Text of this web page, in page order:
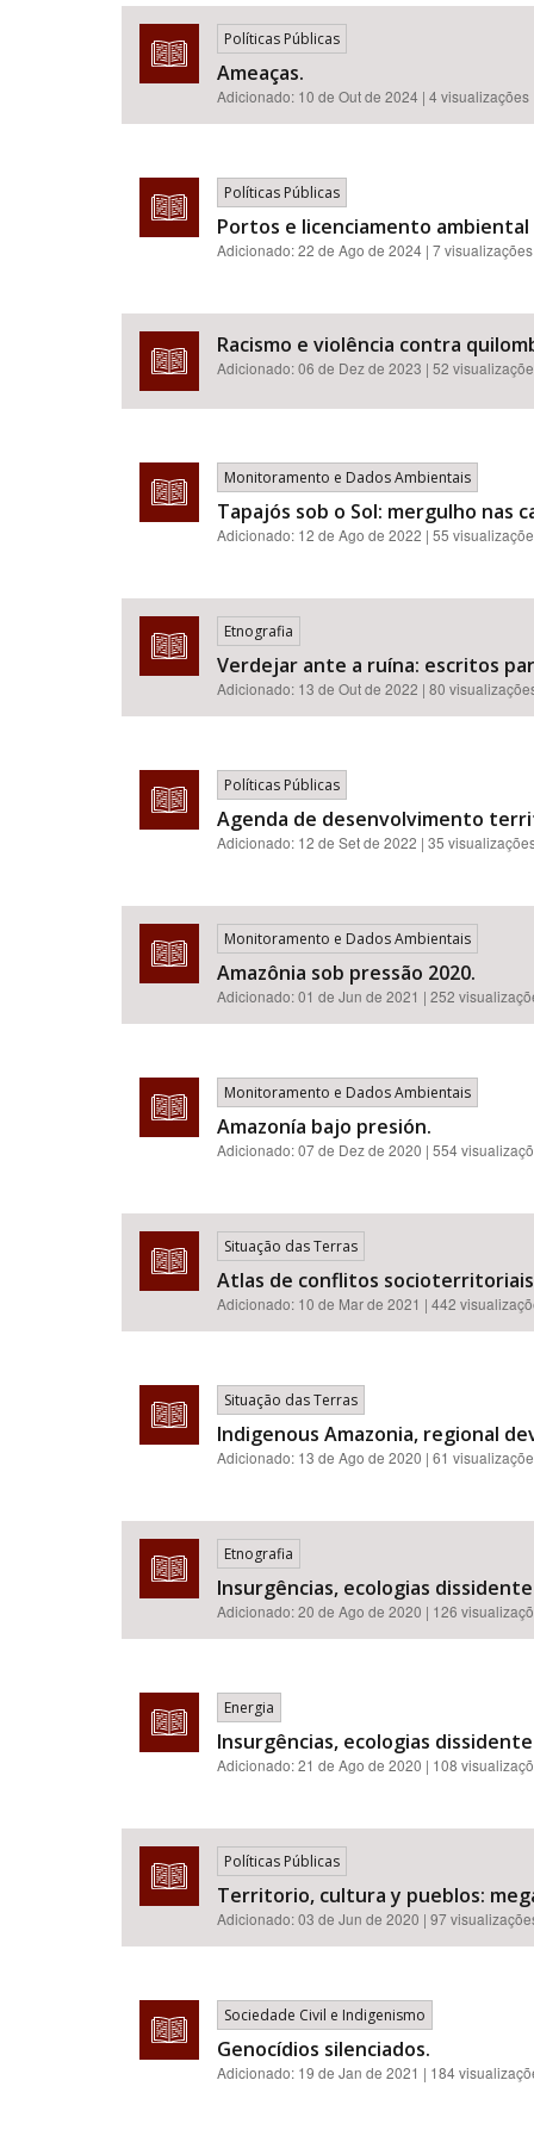
Políticas Públicas
Ameaças.
Adicionado: 10 de Out de 2024 | 4 visualizações
Políticas Públicas
Portos e licenciamento
Adicionado:22 de Ago de 2024 | 7 visualizações
Racismo e violência contra
Adicionado:06 de Dez de 2023 | 52
Monitoramento e Dados Ambientais
Tapajós sob o Sol: mergulho nas
Adicionado: 12 de Ago de 2022 | 55
Etnografia
Verdejar ante a ruína: escritos
Adicionado: 13 de Out de 2022 | 80
Políticas Públicas
Agenda de desenvolvimento
Adicionado: 12 de Set de 2022 | 35
Monitoramento e Dados Ambientais
Amazônia sob pressão 2020.
Adicionado:01 de Jun de 2021 | 252
Monitoramento e Dados Ambientais
Amazonía bajo presión.
Adicionado:07 de Dez de 2020 | 554
Situação das Terras
Atlas de conflitos
Adicionado: 10 de Mar de 2021 | 442
Situação das Terras
Indigenous Amazonia, regional
Adicionado: 13 de Ago de 2020 | 61
Etnografia
Insurgências, ecologias
Adicionado:20 de Ago de 2020 | 126
Energia
Insurgências, ecologias
Adicionado:21 de Ago de 2020 | 108
Políticas Públicas
Territorio, cultura y pueblos:
Adicionado:03 de Jun de 2020 | 97
Sociedade Civil e Indigenismo
Genocídios silenciados.
Adicionado: 19 de Jan de 2021 | 184